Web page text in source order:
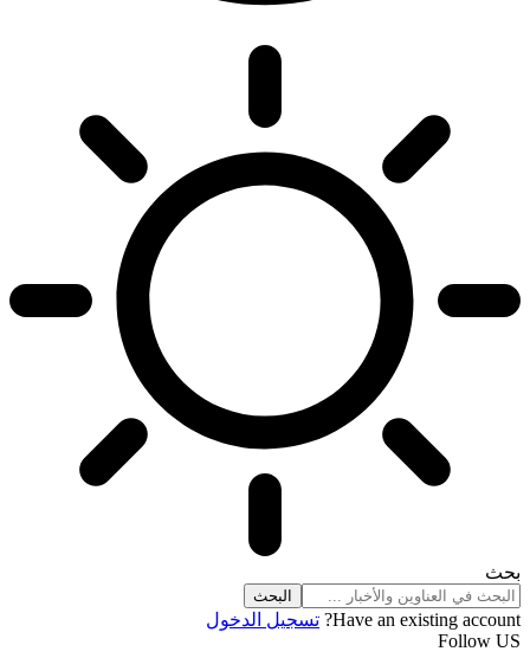
بحث
Have an existing account?
تسجيل الدخول
Follow US